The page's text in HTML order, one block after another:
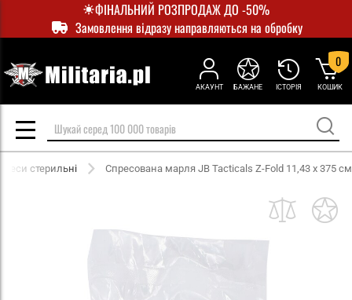
ФІНАЛЬНИЙ РОЗПРОДАЖ ДО -50%
Замовлення відразу направляються на обробку
АКАУНТ ІСТОРІЯ
БАЖАНЕ КОШИК
0
стерильні Спресована марля JB Tacticals Z-Fold 11,43 x 375 см